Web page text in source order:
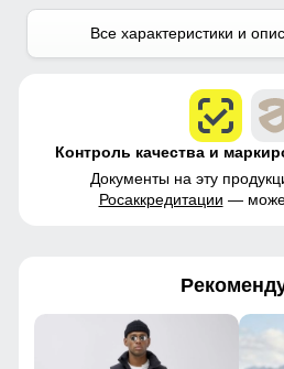
Все характеристики и
Контроль качества и
Документы на эту
Росаккредитации —